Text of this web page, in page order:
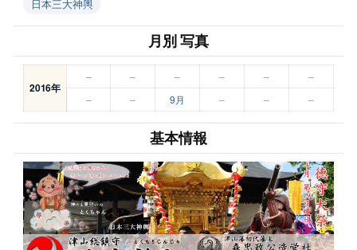
日本三大神輿
月別 写真
2016年
– – – – –
–
–
– 9月 – – –
基本情報